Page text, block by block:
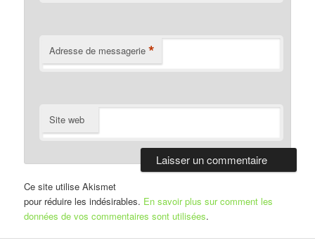
Adresse de messagerie *
Site web
Ce site utilise Akismet
pour réduire les indésirables. En savoir plus sur comment les
données de vos commentaires sont utilisées.